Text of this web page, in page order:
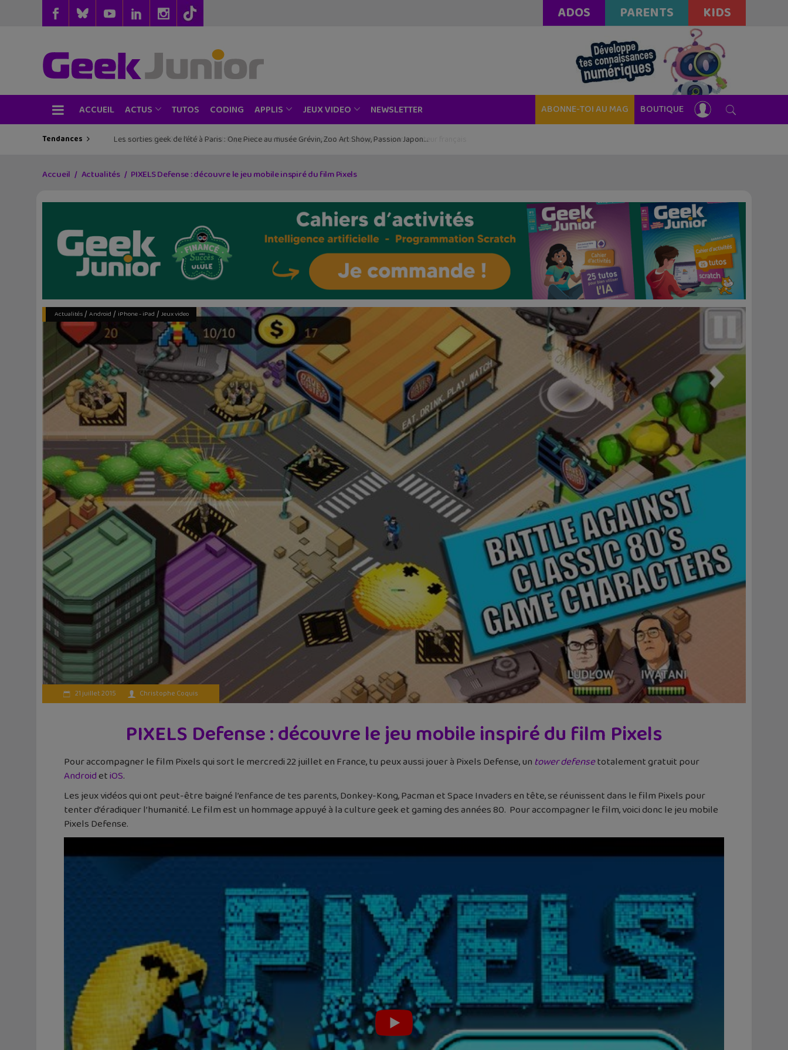
ADOS PARENTS KIDS
ACCUEIL ACTUS TUTOS CODING APPLIS JEUX VIDEO NEWSLETTER ABONNE-TOI AU MAG BOUTIQUE
Tendances Les sorties geek de l’été à Paris : One Piece au musée Grévin, Zoo Art Show, Passion Japon…
Accueil Actualités PIXELS Defense : découvre le jeu mobile inspiré du film Pixels
Actualités/ Android / iPhone - iPad / Jeux video
21 juillet 2015 Christophe Coquis
PIXELS Defense : découvre le jeu mobile inspiré du film Pixels
Pour accompagner le film Pixels qui sort le mercredi 22 juillet en France, tu peux aussi jouer à Pixels Defense, untower defensetotalement gratuit pour
AndroidetiOS.
Les jeux vidéos qui ont peut-être baigné l’enfance de tes parents, Donkey-Kong, Pacman et Space Invaders en tête, se réunissent dans le film Pixels pour
tenter d’éradiquer l’humanité. Le film est un hommage appuyé à la culture geek et gaming des années 80. Pour accompagner le film, voici donc le jeu mobile
Pixels Defense.